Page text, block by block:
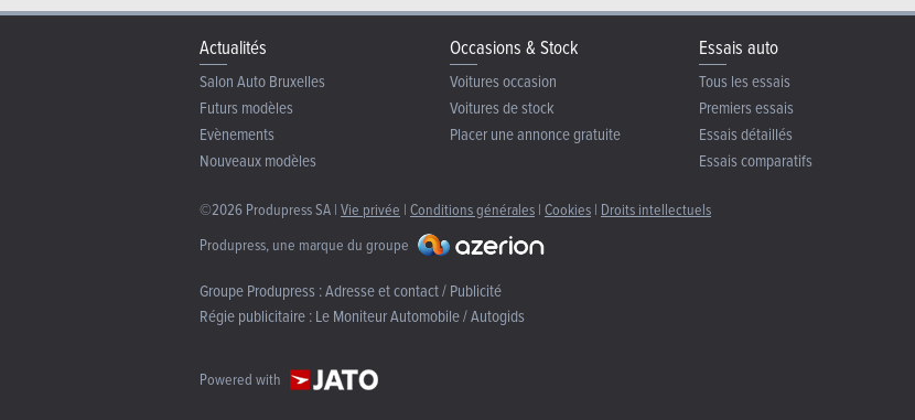
Actualités
Salon Auto Bruxelles
Futurs modèles
Evènements
Nouveaux modèles
Occasions & Stock
Voitures occasion
Voitures de stock
Placer une annonce gratuite
Essais auto
Tous les essais
Premiers essais
Essais détaillés
Essais comparatifs
©2026 Produpress SA | Vie privée | Conditions générales | Cookies | Droits intellectuels
Produpress, une marque du groupe
Groupe Produpress :Adresse et contact / Publicité
Régie publicitaire :Le Moniteur Automobile / Autogids
Powered with